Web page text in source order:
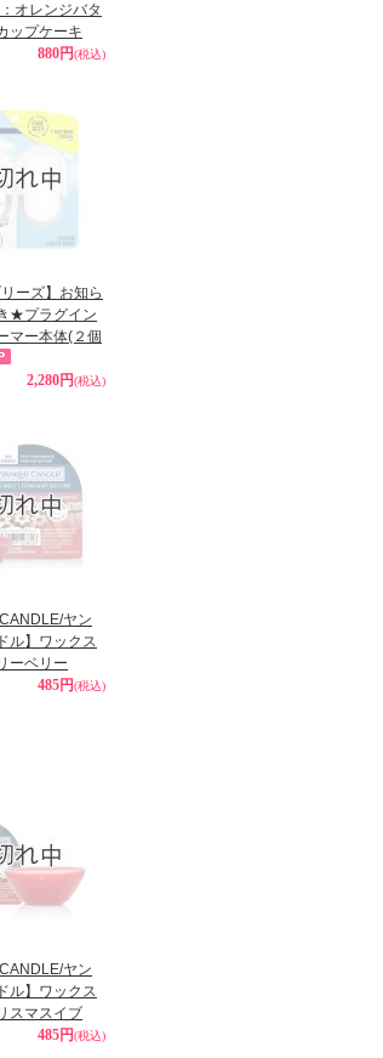
オレンジバタ
ップケーキ
880円(税込)
リーズ】お知ら
★プラグイン
マー本体(２個
2,280円(税込)
CANDLE/ヤン
ル】ワックス
ーベリー
485円(税込)
CANDLE/ヤン
ル】ワックス
スマスイブ
485円(税込)